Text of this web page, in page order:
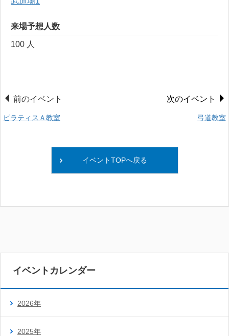
来場予想人数
100 人
前のイベント
ピラティスＡ教室
次のイベント
弓道教室
イベントTOPへ戻る
イベントカレンダー
2026年
2025年